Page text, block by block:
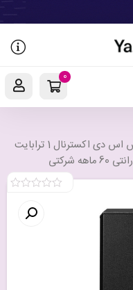
0
/ هارد اس اس دی اکسترنال 1 ترابایت